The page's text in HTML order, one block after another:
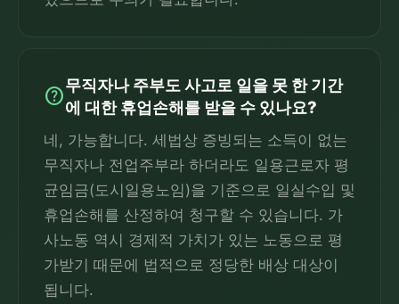
help무직자나 주부도 사고로 일을 못 한 기간
에 대한 휴업손해를 받을 수 있나요?
네, 가능합니다. 세법상 증빙되는 소득이 없는
무직자나 전업주부라 하더라도 일용근로자 평
균임금(도시일용노임)을 기준으로 일실수입 및
휴업손해를 산정하여 청구할 수 있습니다. 가
사노동 역시 경제적 가치가 있는 노동으로 평
가받기 때문에 법적으로 정당한 배상 대상이
됩니다.